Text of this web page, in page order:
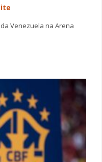
Venezuela na Arena